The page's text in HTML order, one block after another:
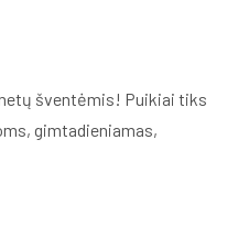
šventėmis! Puikiai tiks
gimtadieniamas,